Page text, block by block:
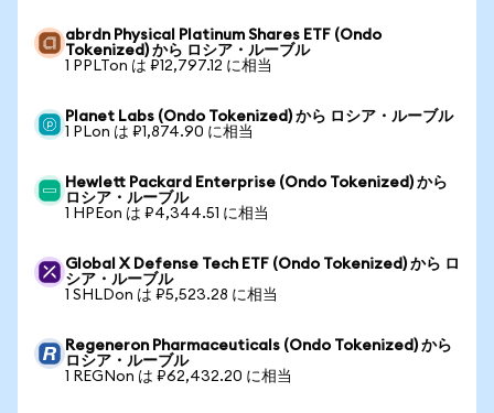
abrdn Physical Platinum Shares ETF (Ondo
Tokenized) から ロシア・ルーブル
1 PPLTon は ₽12,797.12 に相当
Planet Labs (Ondo Tokenized) から ロシア・ルーブル
1 PLon は ₽1,874.90 に相当
Hewlett Packard Enterprise (Ondo Tokenized) から
ロシア・ルーブル
1 HPEon は ₽4,344.51 に相当
Global X Defense Tech ETF (Ondo Tokenized) から ロ
シア・ルーブル
1 SHLDon は ₽5,523.28 に相当
Regeneron Pharmaceuticals (Ondo Tokenized) から
ロシア・ルーブル
1 REGNon は ₽62,432.20 に相当